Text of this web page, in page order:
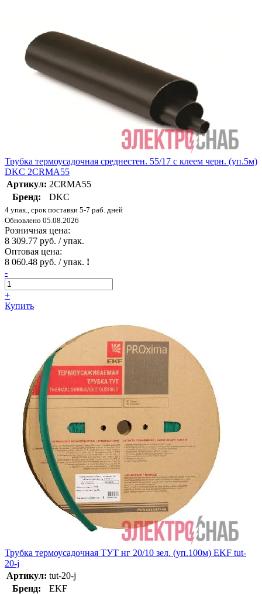
Трубка термоусадочная среднестен. 55/17 с клеем черн. (уп.5м)
DKC 2CRMA55
Артикул: 2CRMA55
Бренд:
DKC
4 упак., срок поставки 5-7 раб. дней
Обновлено 05.08.2026
Розничная цена:
8 309.77 руб. / упак.
Оптовая цена:
8 060.48 руб. / упак. !
-
+
Купить
Трубка термоусадочная ТУТ нг 20/10 зел. (уп.100м) EKF tut-
20-j
Артикул: tut-20-j
Бренд:
EKF